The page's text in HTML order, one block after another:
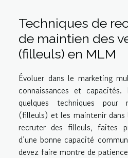
Techniques de
de maintien des
(filleuls) en MLM
Évoluer dans le marketing
connaissances et capacités.
quelques techniques pour
(filleuls) et les maintenir
recruter des filleuls, faites
d’une bonne capacité
devez faire montre de